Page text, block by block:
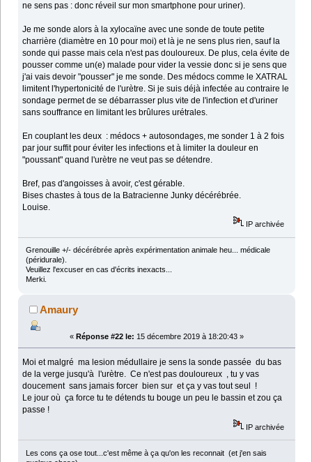
ne sens pas : donc réveil sur mon smartphone pour uriner).
Je me sonde alors à la xylocaïne avec une sonde de toute petite
charrière (diamètre en 10 pour moi) et là je ne sens plus rien, sauf la
sonde qui passe mais cela n'est pas douloureux. De plus, cela évite de
pousser comme un(e) malade pour vider la vessie donc si je sens que
j'ai vais devoir "pousser" je me sonde. Des médocs comme le XATRAL
limitent l'hypertonicité de l'urètre. Si je suis déjà infectée au contraire le
sondage permet de se débarrasser plus vite de l'infection et d'uriner
sans souffrance en limitant les brûlures urétrales.
En couplant les deux : médocs + autosondages, me sonder 1 à 2 fois
par jour suffit pour éviter les infections et à limiter la douleur en
"poussant" quand l'urètre ne veut pas se détendre.
Bref, pas d'angoisses à avoir, c'est gérable.
Bises chastes à tous de la Batracienne Junky décérébrée.
Louise.
IP archivée
Grenouille +/- décérébrée après expérimentation animale heu... médicale
(péridurale).
Veuillez l'excuser en cas d'écrits inexacts...
Merki.
Amaury
« Réponse #22 le: 15 décembre 2019 à 18:20:43 »
Moi et malgré ma lesion médullaire je sens la sonde passée du bas
de la verge jusqu'à l'urètre. Ce n'est pas douloureux , tu y vas
doucement sans jamais forcer bien sur et ça y vas tout seul !
Le jour où ça force tu te détends tu bouge un peu le bassin et zou ça
passe !
IP archivée
Les cons ça ose tout...c'est même à ça qu'on les reconnait (et j'en sais